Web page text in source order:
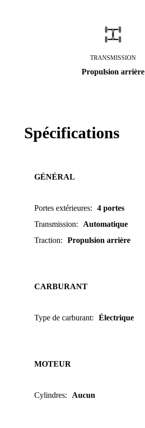
TRANSMISSION
Propulsion arrière
Spécifications
GÉNÉRAL
Portes extérieures:
4 portes
Transmission:
Automatique
Traction: Propulsion arrière
CARBURANT
Type de carburant: Électrique
MOTEUR
Cylindres: Aucun